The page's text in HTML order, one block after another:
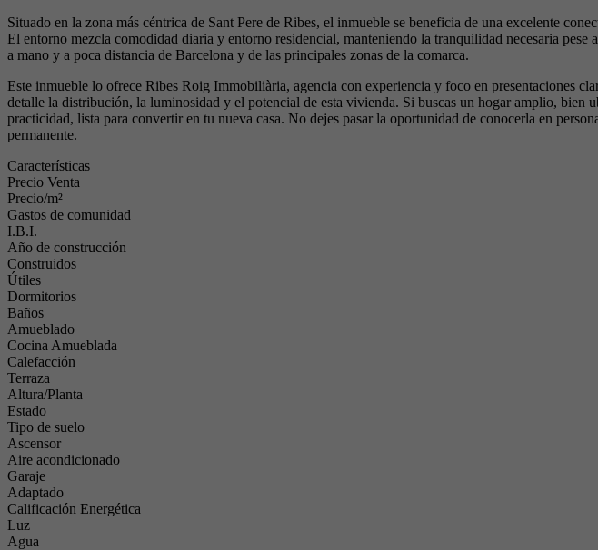
Situado en la zona más céntrica de Sant Pere de Ribes, el inmueble se beneficia de una excelente
El entorno mezcla comodidad diaria y entorno residencial, manteniendo la tranquilidad necesaria
a mano y a poca distancia de Barcelona y de las principales zonas de la comarca.
Este inmueble lo ofrece Ribes Roig Immobiliària, agencia con experiencia y foco en presentaciones
detalle la distribución, la luminosidad y el potencial de esta vivienda. Si buscas un hogar amplio,
practicidad, lista para convertir en tu nueva casa. No dejes pasar la oportunidad de conocerla en
permanente.
Características
Precio Venta
Precio/m²
Gastos de comunidad
I.B.I.
Año de construcción
Construidos
Útiles
Dormitorios
Baños
Amueblado
Cocina Amueblada
Calefacción
Terraza
Altura/Planta
Estado
Tipo de suelo
Ascensor
Aire acondicionado
Garaje
Adaptado
Calificación Energética
Luz
Agua